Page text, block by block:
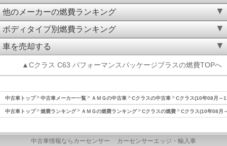
他のメーカーの燃費ランキング
ボディタイプ別燃費ランキング
車を売却する
▲Cクラス C63 パフォーマンスパッケージプラスの燃費TOPへ
中古車トップ 中古車メーカー一覧 ＡＭＧの中古車 Cクラスの中古車 Cクラス(10年08月～
中古車トップ 燃費ランキング ＡＭＧの燃費ランキング Cクラスの燃費 Cクラス(10年08月
中古車情報ならカーセンサー
カーセンサーエッジ・輸入車